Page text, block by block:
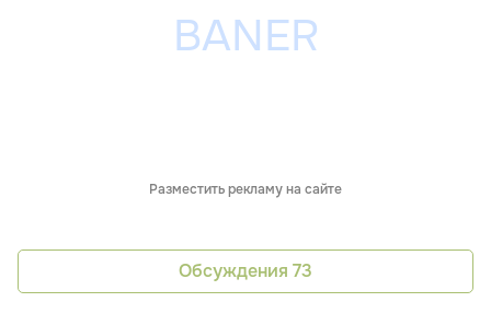
Разместить рекламу на сайте
Обсуждения 73